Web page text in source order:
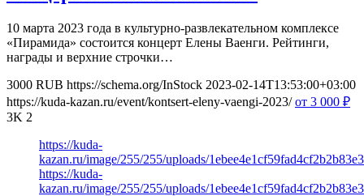
10 марта 2023 года в культурно-развлекательном комплексе
«Пирамида» состоится концерт Елены Ваенги. Рейтинги,
награды и верхние строчки…
3000 RUB https://schema.org/InStock 2023-02-14T13:53:00+03:00
https://kuda-kazan.ru/event/kontsert-eleny-vaengi-2023/ от 3 000 ₽
3K 2
https://kuda-
kazan.ru/image/255/255/uploads/
https://kuda-
kazan.ru/image/255/255/uploads/